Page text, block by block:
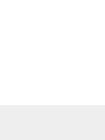
Reactive